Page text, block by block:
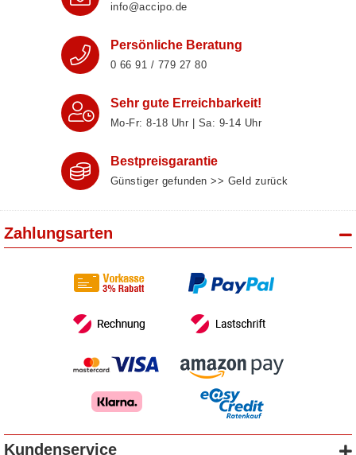
info@accipo.de
Persönliche Beratung
0 66 91 / 779 27 80
Sehr gute Erreichbarkeit!
Mo-Fr: 8‑18 Uhr | Sa: 9‑14 Uhr
Bestpreisgarantie
Günstiger gefunden >> Geld zurück
Zahlungsarten
Kundenservice